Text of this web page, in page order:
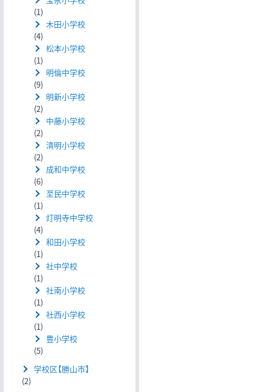
(1)
木田小学校
(4)
松本小学校
(1)
明倫中学校
(9)
明新小学校
(2)
中藤小学校
(2)
清明小学校
(2)
成和中学校
(6)
至民中学校
(1)
灯明寺中学校
(4)
和田小学校
(1)
社中学校
(1)
社南小学校
(1)
社西小学校
(1)
豊小学校
(5)
学校区【勝山市】
(2)